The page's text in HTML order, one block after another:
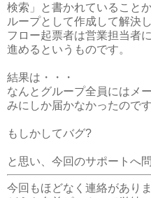
検索」と書かれていること
ループとして作成して解決
フロー起票者は営業担当者
進めるというものです。
結果は・・・
なんとグループ全員にはメ
みにしか届かなかったのです
もしかしてバグ?
と思い、今回のサポートへ
今回もほどなく連絡がありま